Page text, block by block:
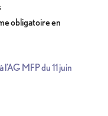
obligatoire en
MFP du 11 juin